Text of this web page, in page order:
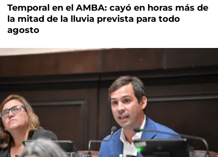
Temporal en el AMBA: cayó en horas más de
la mitad de la lluvia prevista para todo
agosto